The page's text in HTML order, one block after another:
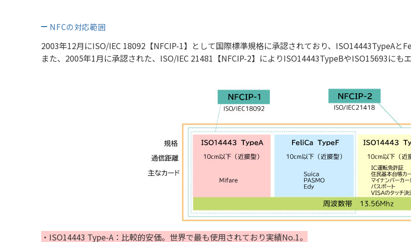
NFCの対応範囲
2003年12月にISO/IEC 18092【NFCIP-1】として国際標準規格に承認されており、ISO14443TypeAと
また、2005年1月に承認された、ISO/IEC 21481【NFCIP-2】によりISO14443TypeBやISO15693にも
・ISO14443 Type-A：比較的安価。世界で最も使用されており実績No.1。